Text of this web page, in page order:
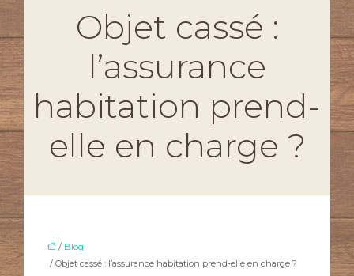
Objet cassé :
l’assurance
habitation prend-
elle en charge ?
/ Blog
/ Objet cassé : l’assurance habitation prend-elle en charge ?